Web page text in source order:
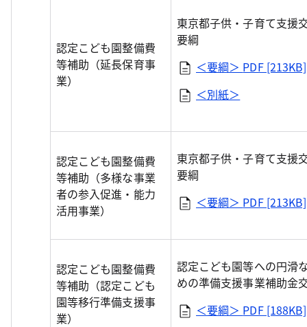
認定こども園整備費
等補助（延長保育事
業）
東京都子供・子育て支援
要綱
＜要綱＞ PDF [213KB]
＜別紙＞
認定こども園整備費
等補助（多様な事業
者の参入促進・能力
活用事業）
東京都子供・子育て支援
要綱
＜要綱＞ PDF [213KB]
認定こども園整備費
等補助（認定こども
園等移行準備支援事
業）
認定こども園等への円滑
めの準備支援事業補助金
＜要綱＞ PDF [188KB]